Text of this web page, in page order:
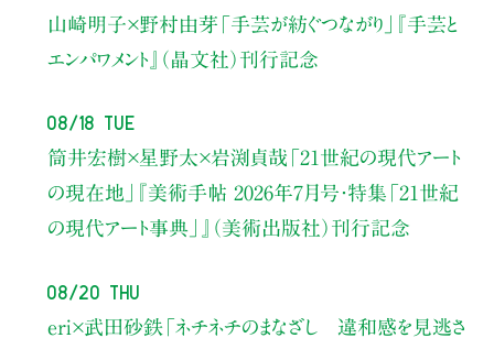
山崎明子×野村由芽 「手芸が紡ぐつながり」
『手芸と
エンパワメント』（晶文社）刊行記念
08/18 Tue
筒井宏樹×星野太×岩渕貞哉 「21世紀の現代アート
の現在地」
『美術手帖 2026年7月号・特集「21世紀
の現代アート事典」』（美術出版社）刊行記念
08/20 Thu
eri×武田砂鉄「ネチネチのまなざし 違和感を見逃さ